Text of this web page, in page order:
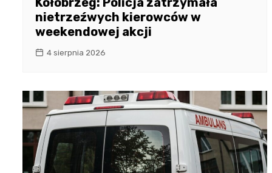
nietrzeźwych kierowców w
weekendowej akcji
4 sierpnia 2026